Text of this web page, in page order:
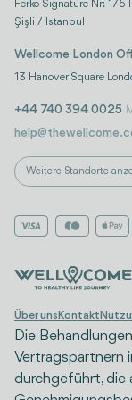
Ferko Signature Nr: 175
Şişli / Istanbul
Wellcome London
13 Hanover Square
+44 740 394 0025
Weitere Standorte
Über uns Kontakt
Die
Vertragspartnern
durchgeführt, die